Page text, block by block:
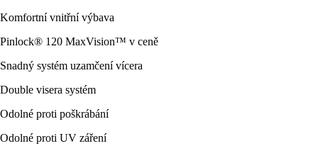
Komfortní vnitřní výbava
Pinlock® 120 MaxVision™ v ceně
Snadný systém uzamčení vícera
Double visera systém
Odolné proti poškrábání
Odolné proti UV záření